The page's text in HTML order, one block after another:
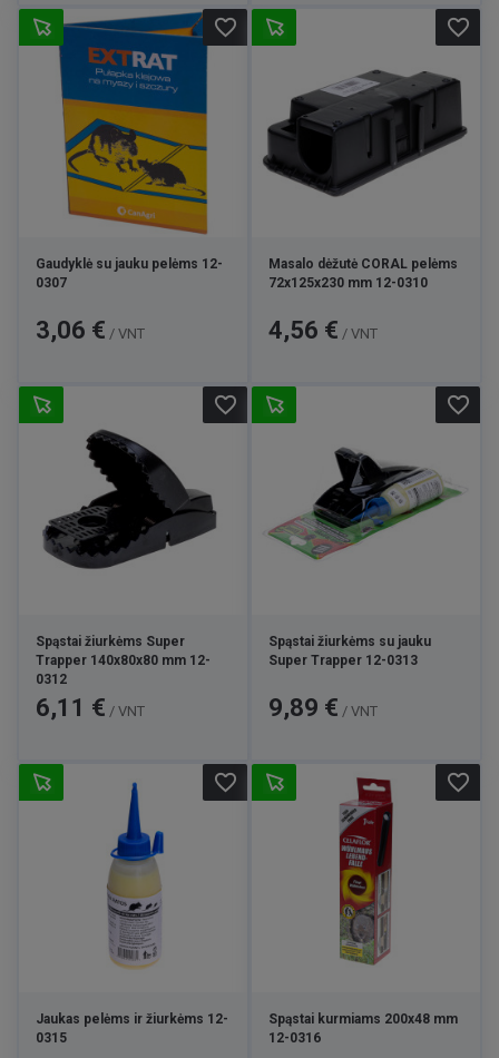
Gaudyklė su jauku pelėms 12-
0307
Kaina
3,06 € / VNT
favorite_border
Masalo dėžutė CORAL pelėms
72x125x230 mm 12-0310
Kaina
4,56 € / VNT
favorite_border
Spąstai žiurkėms Super
Trapper 140x80x80 mm 12-
0312
Kaina
6,11 € / VNT
favorite_border
Spąstai žiurkėms su jauku
Super Trapper 12-0313
Kaina
9,89 € / VNT
favorite_border
Jaukas pelėms ir žiurkėms 12-
0315
favorite_border
Spąstai kurmiams 200x48 mm
12-0316
favorite_border